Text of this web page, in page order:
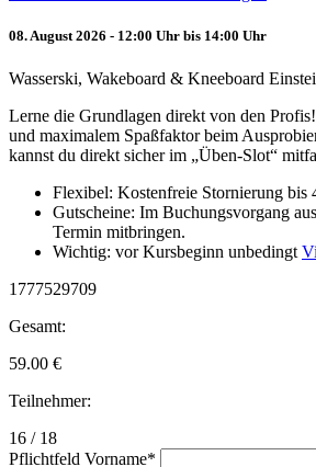
08. August 2026 - 12:00 Uhr bis 14:00 Uhr
Wasserski, Wakeboard & Kneeboard
Lerne die Grundlagen direkt von den
und maximalem Spaßfaktor beim
kannst du direkt sicher im „Üben-Slot“
Flexibel: Kostenfreie Stornierung bis
Gutscheine: Im Buchungsvorgang
Termin mitbringen.
Wichtig: vor Kursbeginn unbedingt
1777529709
Gesamt:
59.00 €
Teilnehmer:
16 / 18
Pflichtfeld Vorname*